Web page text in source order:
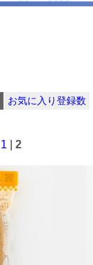
お気に入り登録数
1 2